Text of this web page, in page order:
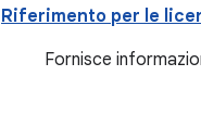
Riferimento per le
Fornisce